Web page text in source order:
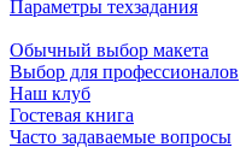
Параметры техзадания
Обычный выбор макета
Выбор для профессионалов
Наш клуб
Гостевая книга
Часто задаваемые вопросы